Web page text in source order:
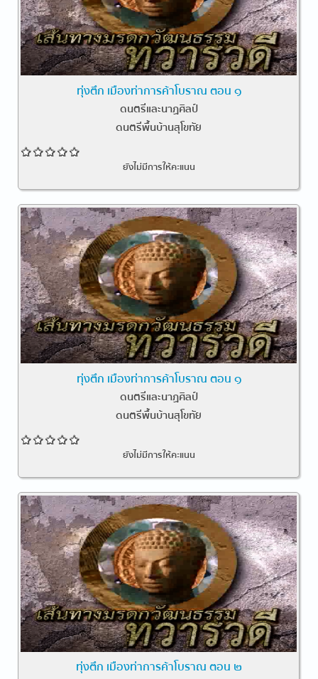
ทุ่งตึก เมืองท่าการค้าโบราณ ตอน ๑
ดนตรีและนาฏศิลป์
ดนตรีพื้นบ้านสุโขทัย
ยังไม่มีการให้คะแนน
ทุ่งตึก เมืองท่าการค้าโบราณ ตอน ๑
ดนตรีและนาฏศิลป์
ดนตรีพื้นบ้านสุโขทัย
ยังไม่มีการให้คะแนน
ทุ่งตึก เมืองท่าการค้าโบราณ ตอน ๒